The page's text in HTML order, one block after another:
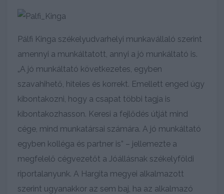
Pálfi Kinga székelyudvarhelyi munkavállaló szerint
amennyi a munkáltatott, annyi a jó munkáltató is.
„A jó munkáltató következetes, egyben
szavahihető, hiteles és korrekt. Emellett enged úgy
kibontakozni, hogy a csapat többi tagja is
kibontakozhasson. Keresi a fejlődés útját mind
cége, mind munkatársai számára. A jó munkáltató
egyben kolléga és partner is” – jellemezte a
megfelelő cégvezetőt a Jóállásnak székelyföldi
riportalanyunk. A Hargita megyei alkalmazott
szerint ugyanakkor az sem baj, ha az alkalmazó